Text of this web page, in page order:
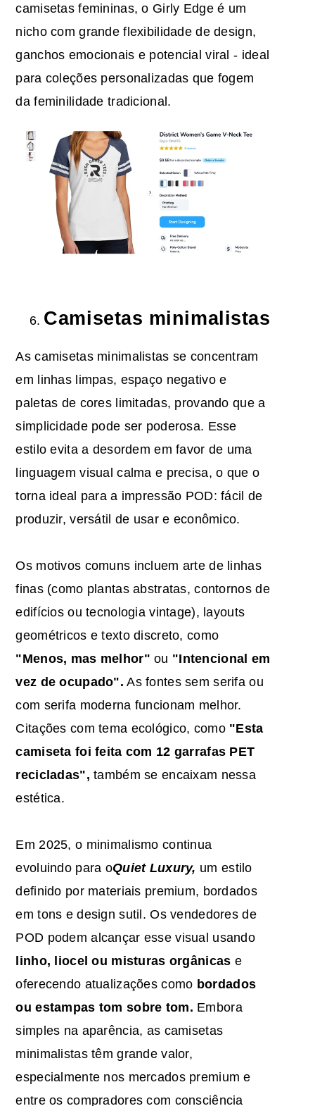
camisetas femininas, o Girly Edge é um
nicho com grande flexibilidade de design,
ganchos emocionais e potencial viral - ideal
para coleções personalizadas que fogem
da feminilidade tradicional.
Camisetas minimalistas
As camisetas minimalistas se concentram
em linhas limpas, espaço negativo e
paletas de cores limitadas, provando que a
simplicidade pode ser poderosa. Esse
estilo evita a desordem em favor de uma
linguagem visual calma e precisa, o que o
torna ideal para a impressão POD: fácil de
produzir, versátil de usar e econômico.
Os motivos comuns incluem arte de linhas
finas (como plantas abstratas, contornos de
edifícios ou tecnologia vintage), layouts
geométricos e texto discreto, como
"Menos, mas melhor" ou "Intencional em
vez de ocupado". As fontes sem serifa ou
com serifa moderna funcionam melhor.
Citações com tema ecológico, como "Esta
camiseta foi feita com 12 garrafas PET
recicladas", também se encaixam nessa
estética.
Em 2025, o minimalismo continua
evoluindo para oQuiet Luxury, um estilo
definido por materiais premium, bordados
em tons e design sutil. Os vendedores de
POD podem alcançar esse visual usando
linho, liocel ou misturas orgânicas e
oferecendo atualizações como bordados
ou estampas tom sobre tom. Embora
simples na aparência, as camisetas
minimalistas têm grande valor,
especialmente nos mercados premium e
entre os compradores com consciência